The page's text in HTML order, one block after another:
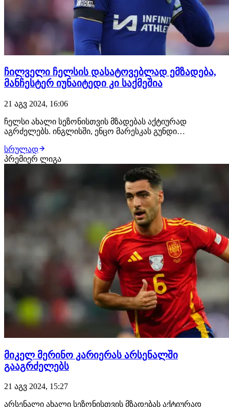
ჩილველი ჩელსის დასატოვებლად ემზადება,
მანჩესტერ იუნაიტედი კი საქმეშია
21 აგვ 2024, 16:06
ჩელსი ახალი სეზონისთვის მზადებას აქტიურად
აგრძელებს. ინგლისში, ენცო მარესკას გუნდი
რისი შედეგიცაა 10 ტრანსფერის განხორციელება, თუმცა
გუნდი ამაზე გაჩერებას არ აპირებს და მოსალოდნელია,
რომ მინიმუმ 1 ან 2 ტრანსფერი კიდევ
სრულად
პრემიერ ლიგა
მიკელ მერინო კარიერას არსენალში
გააგრძელებს
21 აგვ 2024, 15:27
არსენალი ახალი სეზონისთვის მზადებას აქტიურად